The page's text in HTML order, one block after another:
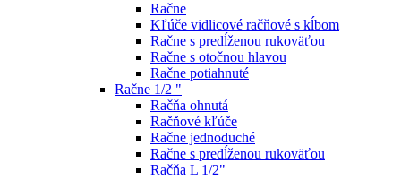
Račne
Kľúče vidlicové račňové s kĺbom
Račne s predĺženou rukoväťou
Račne s otočnou hlavou
Račne potiahnuté
Račne 1/2 "
Račňa ohnutá
Račňové kľúče
Račne jednoduché
Račne s predĺženou rukoväťou
Račňa L 1/2"